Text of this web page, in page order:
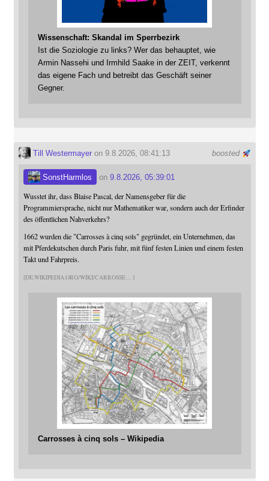
Wissenschaft: Skandal im Sperrbezirk
Ist die Soziologie zu links? Wer das behauptet, wie
Armin Nassehi und Irmhild Saake in der ZEIT, verkennt
das eigene Fach und betreibt das Geschäft seiner
Gegner.
boosted
Till Westermayeron 9.8.2026, 08:41:13
SonstHarmlos on 9.8.2026, 05:39:01
Wusstet ihr, dass Blaise Pascal, der Namensgeber für die
Programmiersprache, nicht nur Mathematiker war, sondern auch der Erfinder
des öffentlichen Nahverkehrs?
1662 wurden die "Carrosses à cinq sols" gegründet, ein Unternehmen, das
mit Pferdekutschen durch Paris fuhr, mit fünf festen Linien und einem festen
Takt und Fahrpreis.
DE.WIKIPEDIA.ORG/WIKI/CARROSSE
Carrosses à cinq sols – Wikipedia